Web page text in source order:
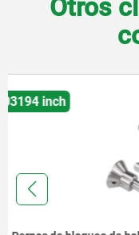
Otros
03193 inch